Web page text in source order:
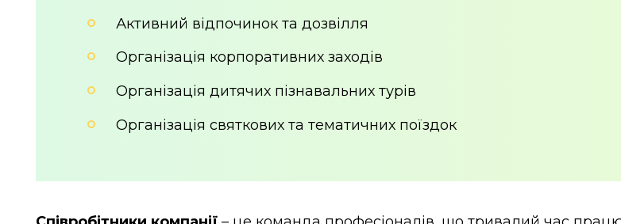
Активний відпочинок та дозвілля
Організація корпоративних заходів
Організація дитячих пізнавальних турів
Організація святкових та тематичних поїздок